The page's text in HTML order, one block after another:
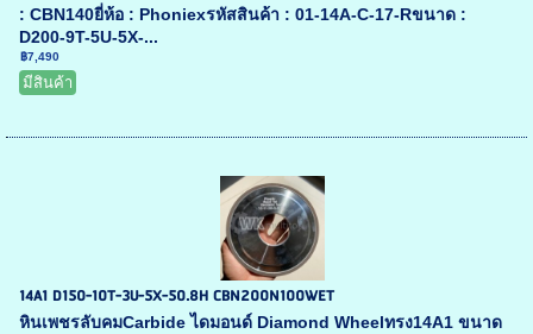
: CBN140ยี่ห้อ : Phoniexรหัสสินค้า : 01-14A-C-17-Rขนาด :
D200-9T-5U-5X-...
฿7,490
มีสินค้า
14A1 D150-10T-3U-5X-50.8H CBN200N100WET
หินเพชรลับคมCarbide ไดมอนด์ Diamond Wheelทรง14A1 ขนาด